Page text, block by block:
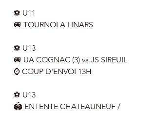
⚽️ U11
🚐 TOURNOI A LINARS
⚽️ U13
🚐 UA COGNAC (3) vs JS SIREUIL
⌚️ COUP D'ENVOI 13H
⚽️ U13
🏟 ENTENTE CHATEAUNEUF /